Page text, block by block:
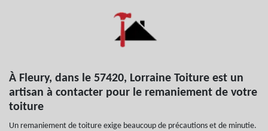
À Fleury, dans le 57420, Lorraine Toiture est un
artisan à contacter pour le remaniement de votre
toiture
Un remaniement de toiture exige beaucoup de précautions et de minutie.